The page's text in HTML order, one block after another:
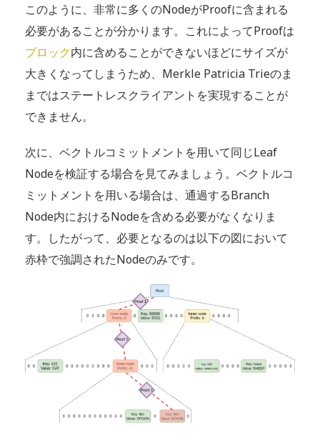
このように、非常に多くのNodeがProofに含まれる
必要があることが分かります。これによってProofは
ブロック内に含めることができないほどにサイズが
大きくなってしまうため、Merkle Patricia Trieのま
まではステートレスクライアントを実現することが
できません。
次に、ベクトルコミットメントを用いて同じLeaf
Nodeを検証する場合を見てみましょう。ベクトルコ
ミットメントを用いる場合は、通過するBranch
Node内におけるNodeを含める必要がなくなりま
す。したがって、必要となるのは以下の図において
赤枠で強調されたNodeのみです。​​​​​​​